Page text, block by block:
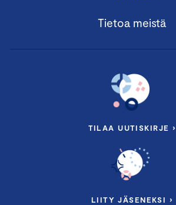
Tietoa meistä
TILAA UUTISKIRJE ›
LIITY JÄSENEKSI ›